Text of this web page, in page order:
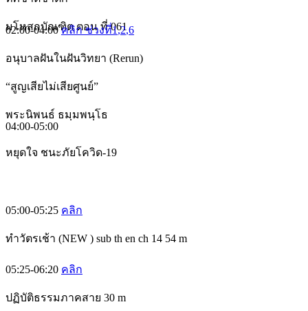
มโหสถบัณฑิต ตอน ที่ 061
02:00-04:00คลิก ช่วงที่1,2,6
อนุบาลฝันในฝันวิทยา (Rerun)
“สูญเสียไม่เสียศูนย์”
พระนิพนธ์ ธมฺมพนฺโธ
04:00-05:00
หยุดใจ ชนะภัยโควิด-19
05:00-05:25 คลิก
ทำวัตรเช้า (NEW ) sub th en ch 14 54 m
05:25-06:20 คลิก
ปฏิบัติธรรมภาคสาย 30 m